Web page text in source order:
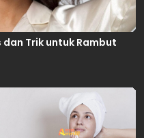
Trik untuk Rambut